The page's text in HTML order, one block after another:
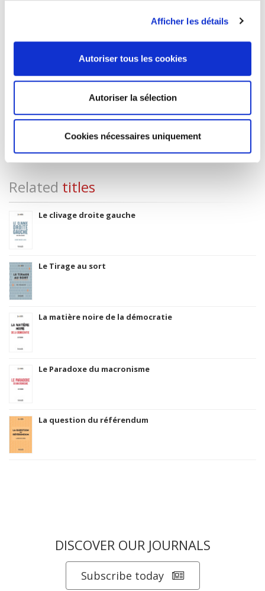
Afficher les détails
Autoriser tous les cookies
Autoriser la sélection
Cookies nécessaires uniquement
01 General / trade
CLIL (Version 2013-2019)
3283 SCIENCES POLITIQUES
Title First Published
Subject Scheme Identifier Code
Thema subject category: Politics and government
Related titles
Le clivage droite gauche
Le Tirage au sort
La matière noire de la démocratie
Le Paradoxe du macronisme
La question du référendum
DISCOVER OUR JOURNALS
Subscribe today